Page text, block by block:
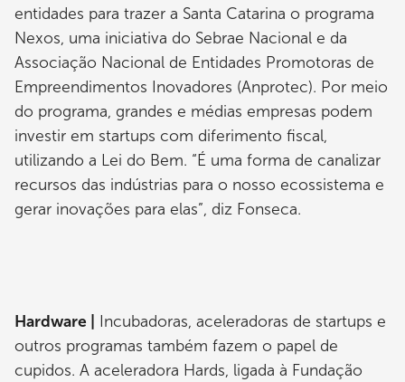
entidades para trazer a Santa Catarina o programa
Nexos, uma iniciativa do Sebrae Nacional e da
Associação Nacional de Entidades Promotoras de
Empreendimentos Inovadores (Anprotec). Por meio
do programa, grandes e médias empresas podem
investir em startups com diferimento fiscal,
utilizando a Lei do Bem. “É uma forma de canalizar
recursos das indústrias para o nosso ecossistema e
gerar inovações para elas”, diz Fonseca.
Hardware |
Incubadoras, aceleradoras de startups e
outros programas também fazem o papel de
cupidos. A aceleradora Hards, ligada à Fundação